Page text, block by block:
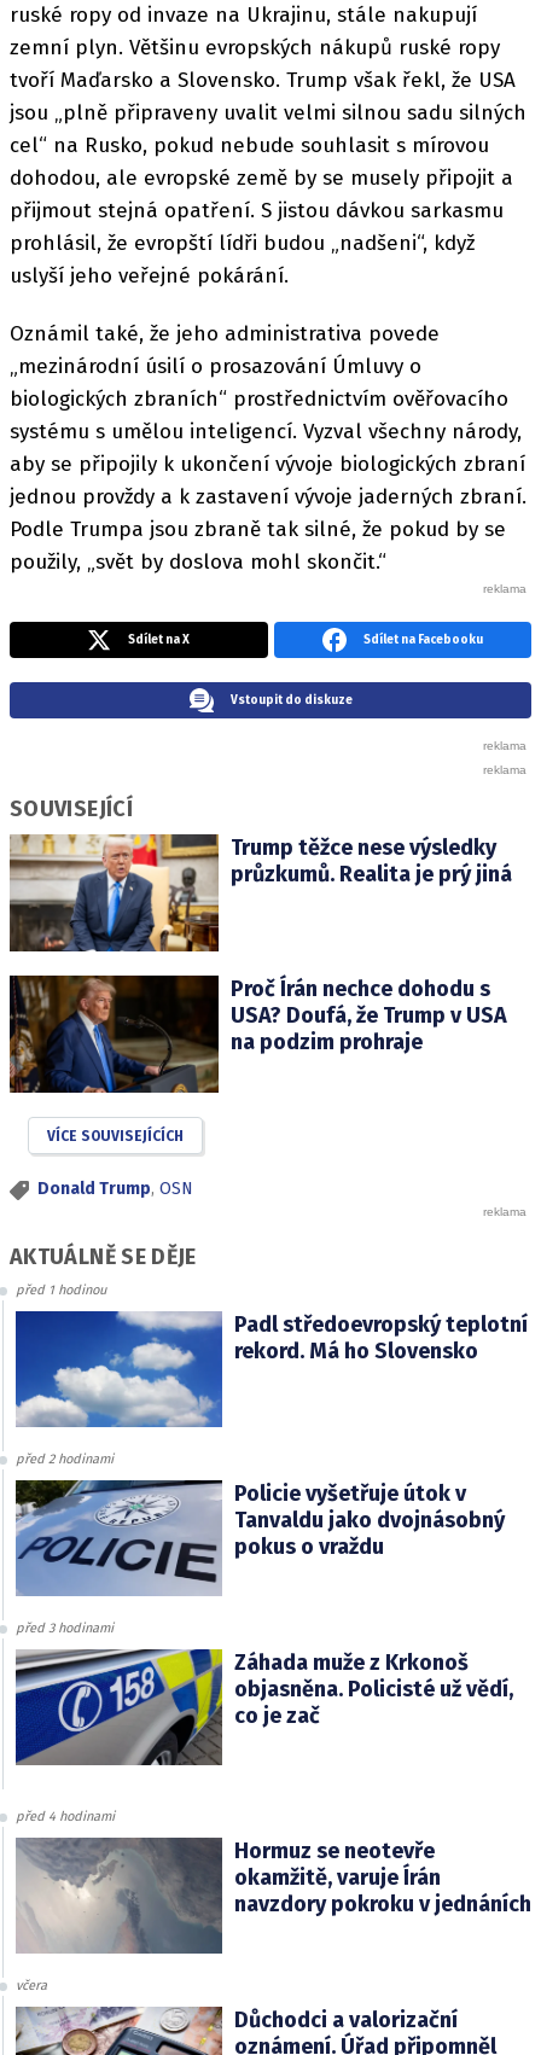
ruské ropy od invaze na Ukrajinu, stále nakupují
zemní plyn. Většinu evropských nákupů ruské ropy
tvoří Maďarsko a Slovensko. Trump však řekl, že USA
jsou „plně připraveny uvalit velmi silnou sadu silných
cel“ na Rusko, pokud nebude souhlasit s mírovou
dohodou, ale evropské země by se musely připojit a
přijmout stejná opatření. S jistou dávkou sarkasmu
prohlásil, že evropští lídři budou „nadšeni“, když
uslyší jeho veřejné pokárání.
Oznámil také, že jeho administrativa povede
„mezinárodní úsilí o prosazování Úmluvy o
biologických zbraních“ prostřednictvím ověřovacího
systému s umělou inteligencí. Vyzval všechny národy,
aby se připojily k ukončení vývoje biologických zbraní
jednou provždy a k zastavení vývoje jaderných zbraní.
Podle Trumpa jsou zbraně tak silné, že pokud by se
použily, „svět by doslova mohl skončit.“
Sdílet na X Sdílet na Facebooku
Vstoupit do diskuze
SOUVISEJÍCÍ
Trump těžce nese výsledky
průzkumů. Realita je prý jiná
Proč Írán nechce dohodu s
USA? Doufá, že Trump v USA
na podzim prohraje
VÍCE SOUVISEJÍCÍCH
Donald Trump, OSN
AKTUÁLNĚ SE DĚJE
před 1 hodinou
Padl středoevropský teplotní
rekord. Má ho Slovensko
před 2 hodinami
Policie vyšetřuje útok v
Tanvaldu jako dvojnásobný
pokus o vraždu
před 3 hodinami
Záhada muže z Krkonoš
objasněna. Policisté už vědí,
co je zač
před 4 hodinami
Hormuz se neotevře
okamžitě, varuje Írán
navzdory pokroku v jednáních
včera
Důchodci a valorizační
oznámení. Úřad připomněl